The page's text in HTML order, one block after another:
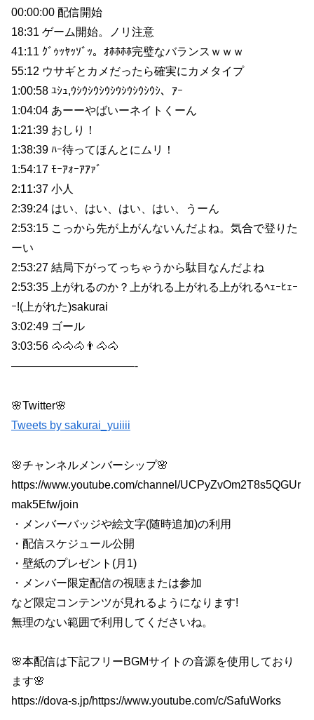
00:00:00 配信開始
18:31 ゲーム開始。ノリ注意
41:11 ｸﾞｩｯﾔｯｿﾞｯ。ｵﾎﾎﾎﾎ完璧なバランスｗｗｗ
55:12 ウサギとカメだったら確実にカメタイプ
1:00:58 ﾕｼｭ,ｳｼｳｼｳｼｳｼｳｼｳｼｳｼｳｼ、ｱｰ
1:04:04 あーーやばいーネイトくーん
1:21:39 おしり！
1:38:39 ﾊｰ待ってほんとにムリ！
1:54:17 ﾓｰｱｫｰｱｱｧ゛
2:11:37 小人
2:39:24 はい、はい、はい、はい、うーん
2:53:15 こっから先が上がんないんだよね。気合で登りた
ーい
2:53:27 結局下がってっちゃうから駄目なんだよね
2:53:35 上がれるのか？上がれる上がれる上がれるﾍｪｰﾋｪｰ
ｰ!(上がれた)sakurai
3:02:49 ゴール
3:03:56 🐴🐴🐴👨🐴🐴
———————————-
🌸Twitter🌸
Tweets by sakurai_yuiiii
🌸チャンネルメンバーシップ🌸
https://www.youtube.com/channel/UCPyZvOm2T8s5QGUr
mak5Efw/join
・メンバーバッジや絵文字(随時追加)の利用
・配信スケジュール公開
・壁紙のプレゼント(月1)
・メンバー限定配信の視聴または参加
など限定コンテンツが見れるようになります!
無理のない範囲で利用してくださいね。
🌸本配信は下記フリーBGMサイトの音源を使用しており
ます🌸
https://dova-s.jp/https://www.youtube.com/c/SafuWorks